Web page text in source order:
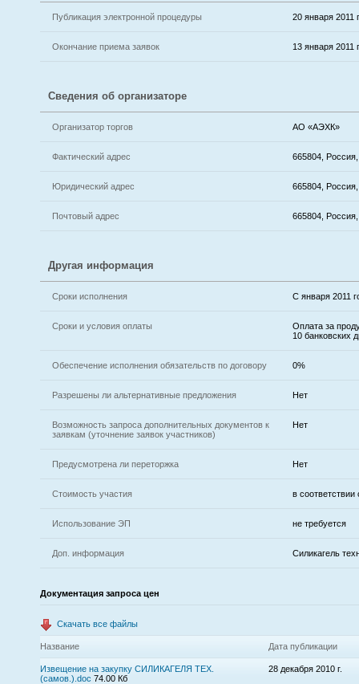
Публикация электронной процедуры 20 января 2011
Окончание приема заявок 13 января 2011
Сведения об организаторе
Организатор торгов АО «АЭХК»
Фактический адрес 665804,
Юридический адрес 665804,
Почтовый адрес 665804,
Другая информация
Сроки исполнения С января 2011
Сроки и условия оплаты
Оплата за
10 банковских
Обеспечение исполнения обязательств по договору 0%
Разрешены ли альтернативные предложения Нет
Возможность запроса дополнительных документов к
заявкам (уточнение заявок участников)
Нет
Предусмотрена ли переторжка Нет
Стоимость участия в
Использование ЭП не требуется
Доп. информация Силикагель
Документация запроса цен
Скачать все файлы
Название Дата публикации
Извещение на закупку СИЛИКАГЕЛЯ ТЕХ.
(самов.).doc 74.00 Кб
28 декабря 2010 г.